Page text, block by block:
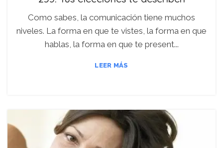
Como sabes, la comunicación tiene muchos
niveles. La forma en que te vistes, la forma en que
hablas, la forma en que te present...
LEER MÁS